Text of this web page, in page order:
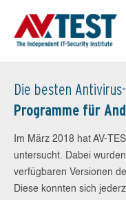
Die besten Antivirus-
Programme für
Im März 2018 hat AV-
untersucht. Dabei
verfügbaren Versionen
Diese konnten sich